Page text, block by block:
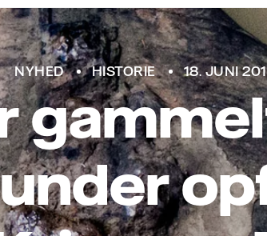
NYHED HISTORIE 18. JUNI